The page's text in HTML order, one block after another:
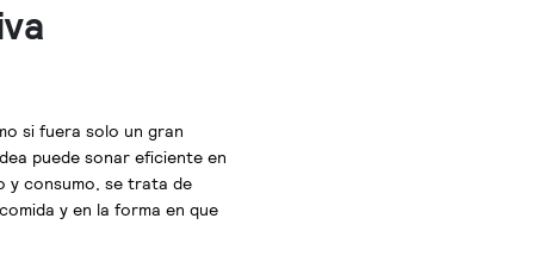
si fuera solo un gran
puede sonar eficiente en
y consumo, se trata de
y en la forma en que